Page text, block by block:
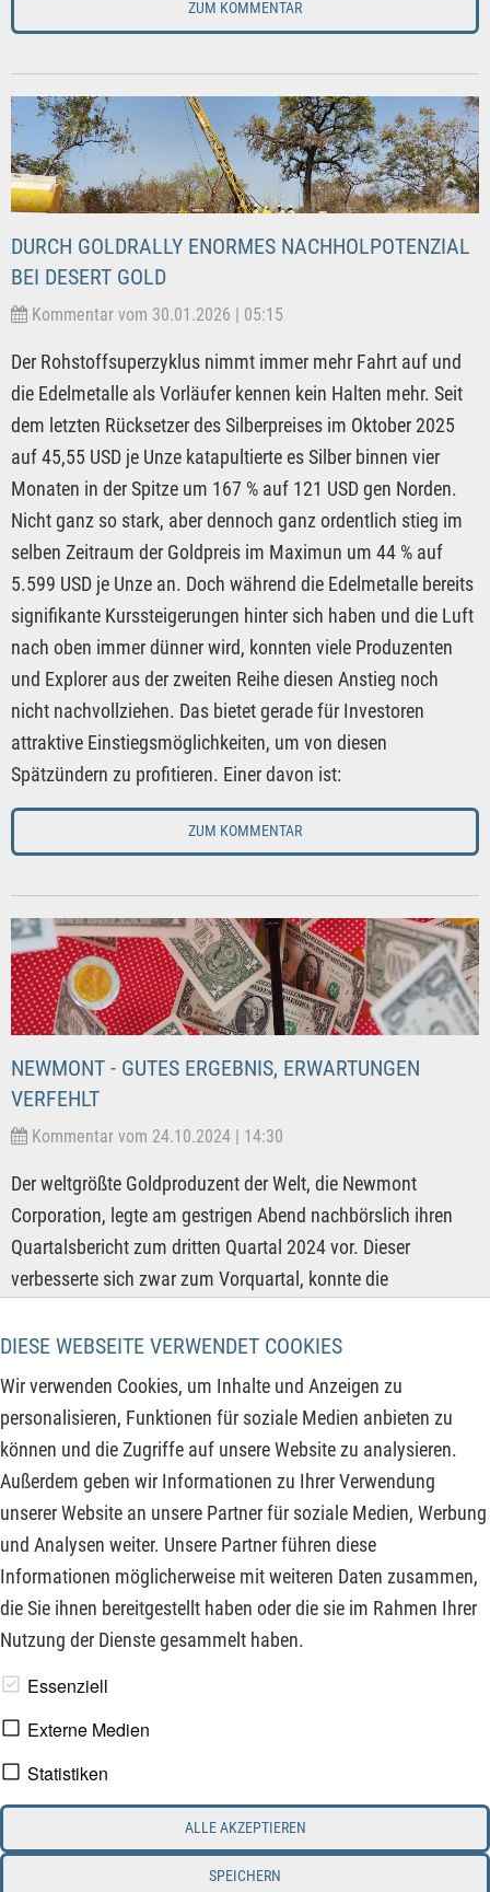
DIESE WEBSEITE VERWENDET COOKIES
Wir verwenden Cookies, um Inhalte und Anzeigen zu
personalisieren, Funktionen für soziale Medien anbieten zu
können und die Zugriffe auf unsere Website zu analysieren.
Außerdem geben wir Informationen zu Ihrer Verwendung
unserer Website an unsere Partner für soziale Medien, Werbung
und Analysen weiter. Unsere Partner führen diese
Informationen möglicherweise mit weiteren Daten zusammen,
die Sie ihnen bereitgestellt haben oder die sie im Rahmen Ihrer
Nutzung der Dienste gesammelt haben.
Essenziell
Externe Medien
Statistiken
ALLE AKZEPTIEREN
SPEICHERN
ZUM KOMMENTAR
DURCH GOLDRALLY ENORMES NACHHOLPOTENZIAL
BEI DESERT GOLD
Kommentar vom 30.01.2026 | 05:15
Der Rohstoffsuperzyklus nimmt immer mehr Fahrt auf und
die Edelmetalle als Vorläufer kennen kein Halten mehr. Seit
dem letzten Rücksetzer des Silberpreises im Oktober 2025
auf 45,55 USD je Unze katapultierte es Silber binnen vier
Monaten in der Spitze um 167 % auf 121 USD gen Norden.
Nicht ganz so stark, aber dennoch ganz ordentlich stieg im
selben Zeitraum der Goldpreis im Maximun um 44 % auf
5.599 USD je Unze an. Doch während die Edelmetalle bereits
signifikante Kurssteigerungen hinter sich haben und die Luft
nach oben immer dünner wird, konnten viele Produzenten
und Explorer aus der zweiten Reihe diesen Anstieg noch
nicht nachvollziehen. Das bietet gerade für Investoren
attraktive Einstiegsmöglichkeiten, um von diesen
Spätzündern zu profitieren. Einer davon ist:
ZUM KOMMENTAR
NEWMONT - GUTES ERGEBNIS, ERWARTUNGEN
VERFEHLT
Kommentar vom 24.10.2024 | 14:30
Der weltgrößte Goldproduzent der Welt, die Newmont
Corporation, legte am gestrigen Abend nachbörslich ihren
Quartalsbericht zum dritten Quartal 2024 vor. Dieser
verbesserte sich zwar zum Vorquartal, konnte die
durchschnittlich von höheren Umsätzen und geringeren
Kosten aus. Aus Sicht der Analysten wurden die
Umsatzerwartungen um 60 Mio. USD und der Gewinn je
Aktie um 0,05 USD verfehlt. Dadraufhin sackte der Kurs der
Aktie im Nachthandel um ca. 5% ab und schloss den Tag mit
54,85 USD (50,88 EUR). Ob dieser Abverkauf bei weiter
steigenden Goldpreisen wirklich gerechtfertigt ist?
ZUM KOMMENTAR
www.derfinanzinvestor.de - © 2026 - Die Publikation für
Impressum
Datenschutz
Interessenskonflikt & Risikohinweis
Nutzungsbedingungen